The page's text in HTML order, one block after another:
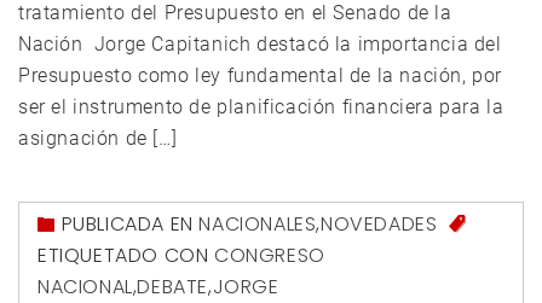
tratamiento del Presupuesto en el Senado de la
Nación Jorge Capitanich destacó la importancia del
Presupuesto como ley fundamental de la nación, por
ser el instrumento de planificación financiera para la
asignación de […]
PUBLICADA ENNACIONALES,NOVEDADES
ETIQUETADO CON CONGRESO
NACIONAL,DEBATE,JORGE